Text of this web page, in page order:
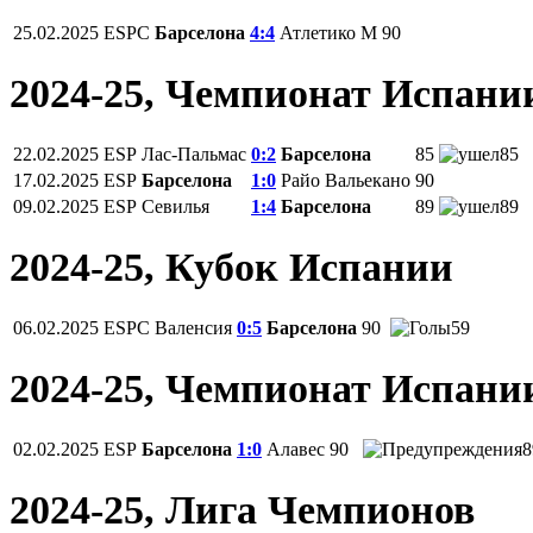
25.02.2025 ESPC Барселона 4:4 Атлетико М 90
2024-25, Чемпионат
22.02.2025 ESP Лас-Пальмас 0:2 Барселона 85
85
17.02.2025 ESP Барселона 1:0 Райо Вальекано 90
09.02.2025 ESP Севилья 1:4 Барселона 89 89
2024-25, Кубок Испании
06.02.2025 ESPC Валенсия 0:5 Барселона 90 59
2024-25, Чемпионат
02.02.2025 ESP Барселона 1:0 Алавес 90
2024-25, Лига Чемпионов